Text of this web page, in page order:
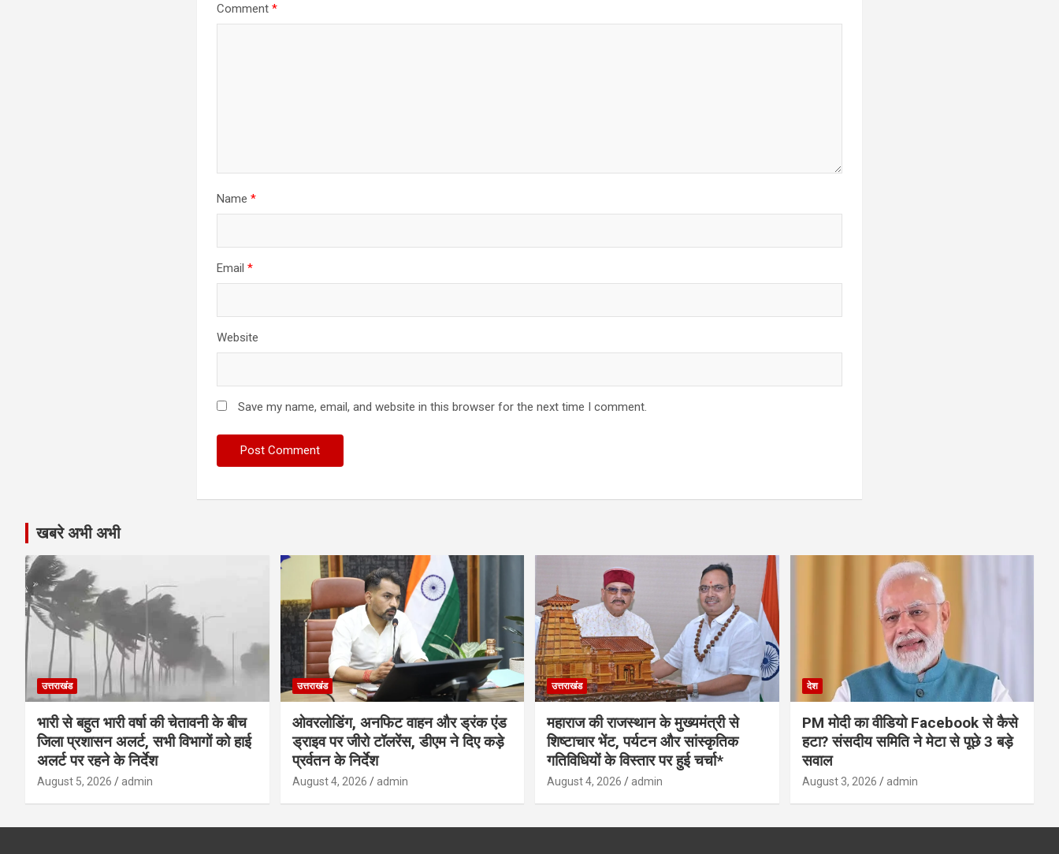
Comment*
Name*
Email*
Website
Save my name, email, and website in this browser for the next time I comment.
खबरे अभी अभी
उत्तराखंड
भारी से बहुत भारी वर्षा की चेतावनी के बीच
जिला प्रशासन अलर्ट, सभी विभागों को हाई
अलर्ट पर रहने के निर्देश
August 5, 2026 admin
उत्तराखंड
ओवरलोडिंग, अनफिट वाहन और ड्रंक एंड
ड्राइव पर जीरो टॉलरेंस, डीएम ने दिए कड़े
प्रर्वतन के निर्देश
August 4, 2026 admin
उत्तराखंड
महाराज की राजस्थान के मुख्यमंत्री से
शिष्टाचार भेंट, पर्यटन और सांस्कृतिक
गतिविधियों के विस्तार पर हुई चर्चा*
August 4, 2026 admin
देश
PM मोदी का वीडियो Facebook से कैसे
हटा? संसदीय समिति ने मेटा से पूछे 3 बड़े
सवाल
August 3, 2026 admin